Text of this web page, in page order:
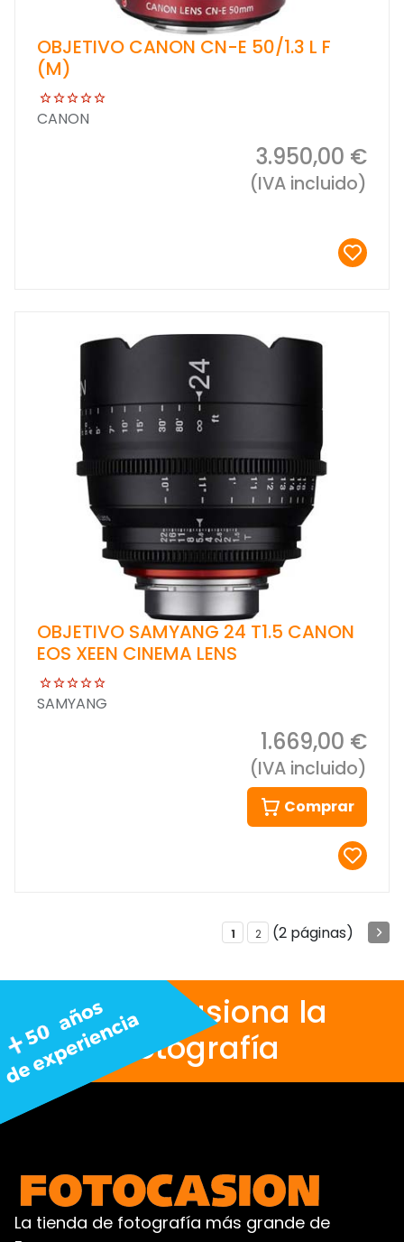
OBJETIVO CANON CN-E 50/1.3 L F
(M)
CANON
3.950,00 €
(IVA incluido)
OBJETIVO SAMYANG 24 T1.5 CANON
EOS XEEN CINEMA LENS
SAMYANG
1.669,00 €
(IVA incluido)
Comprar
1 2 (2 páginas)
Nos apasiona la
fotografía
La tienda de fotografía más grande de